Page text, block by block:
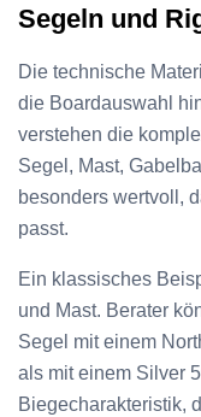
Segeln und
Die technische
die Boardauswahl
verstehen die
Segel, Mast,
besonders wertvoll,
passt.
Ein klassisches
und Mast. Berater
Segel mit einem
als mit einem Silver
Biegecharakteristik,